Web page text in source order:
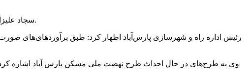
سجاد علیزاده اظهار کرد: با اختصاص این میزان اعتبار بخش بزرگی از مطالبات پیمانکاران فعال حوزه راه‌سازی در شمال استان پرداخت شد.